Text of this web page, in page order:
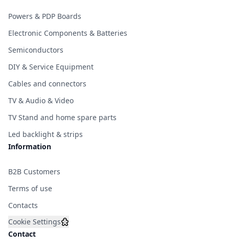
Powers & PDP Boards
Electronic Components & Batteries
Semiconductors
DIY & Service Equipment
Cables and connectors
TV & Audio & Video
TV Stand and home spare parts
Led backlight & strips
Information
B2B Customers
Terms of use
Contacts
Cookie Settings
Contact